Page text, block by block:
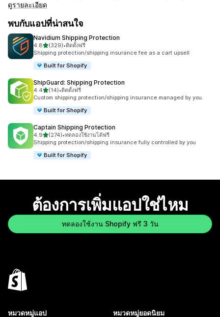
ดูรายละเอียด
พบกับแอปที่น่าสนใจ
Navidium Shipping Protection
4.8เต็ม 5 ดาว
(329)
ทั้งหมด 329 รีวิว
•ติดตั้งฟรี
Shipping protection/shipping insurance fee as a cart upsell
Built for Shopify
ShipGuard: Shipping Protection
4.4เต็ม 5 ดาว
(14)
ทั้งหมด 14 รีวิว
•ติดตั้งฟรี
Custom shipping protection/shipping insurance managed by you.
Built for Shopify
Captain Shipping Protection
4.9เต็ม 5 ดาว
(274)
ทั้งหมด 274 รีวิว
•ทดลองใช้งานได้ฟรี
Shipping protection/shipping insurance fully controlled by you
Built for Shopify
ต้องการเพิ่มแอปใช่ไหม
ทดลองใช้งาน Shopify ฟรี 3 วัน
หมวดหมู่แอป หมวดหมู่ยอดนิยม